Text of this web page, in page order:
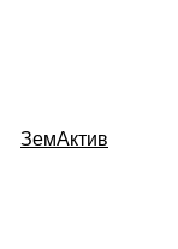
ЗемАктив